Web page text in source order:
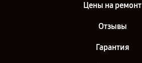
Цены на ремонт
Отзывы
Гарантия